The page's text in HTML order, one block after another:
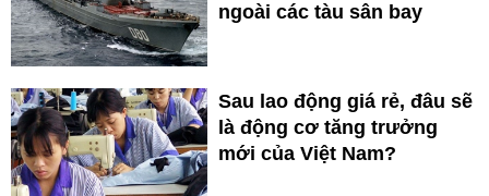
ngoài các tàu sân bay
Sau lao động giá rẻ, đâu sẽ
là động cơ tăng trưởng
mới của Việt Nam?